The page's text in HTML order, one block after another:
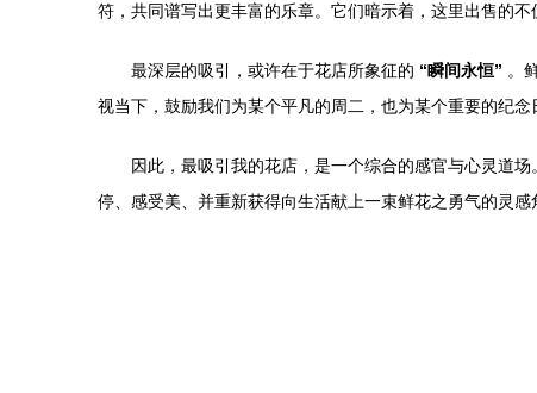
符，共同谱写出更丰富的乐章。它们暗示着，这里出售的
最深层的吸引，或许在于花店所象征的 “瞬间永恒” 。
视当下，鼓励我们为某个平凡的周二，也为某个重要的纪念
因此，最吸引我的花店，是一个综合的感官与心灵道
停、感受美、并重新获得向生活献上一束鲜花之勇气的灵感